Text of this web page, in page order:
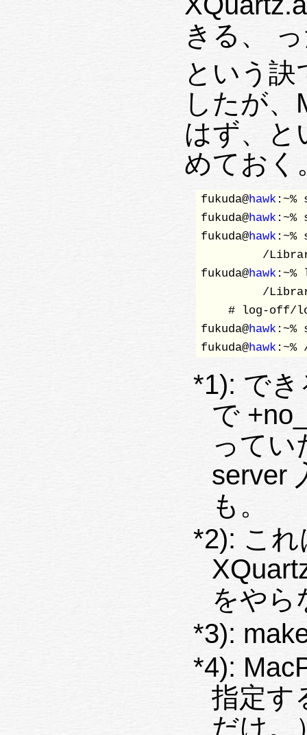
き
という訣
したが、
はず、と
めておく
fukuda@hawk
fukuda@hawk
fukuda@hawk
/
fukuda@hawk
/
# log-off/
fukuda@hawk
fukuda@hawk
*1): で
で
っていた。 もし
server
も。
*2): こ
XQuartz が入っている時は
をやら
*3):
*4):
指定する
だけ。